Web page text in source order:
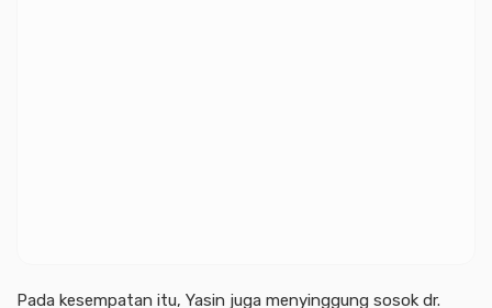
Pada kesempatan itu, Yasin juga menyinggung sosok dr.